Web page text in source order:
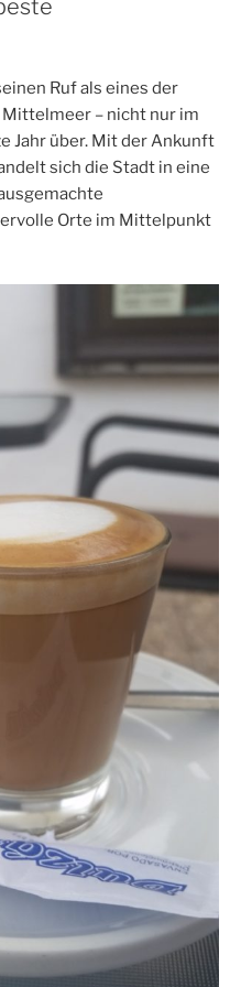
Ruf als eines der
– nicht nur im
Jahr über. Mit der Ankunft
sich die Stadt in eine
Orte im Mittelpunkt